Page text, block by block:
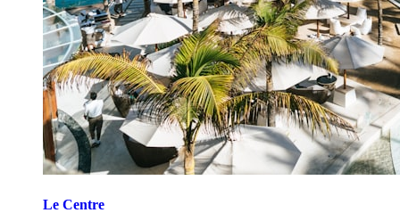
Le Centre